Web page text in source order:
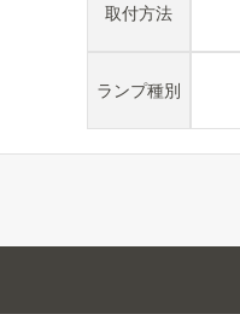
取付方法
ランプ種別